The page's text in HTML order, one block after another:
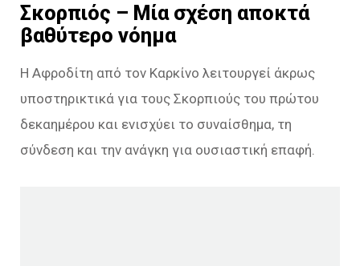
Σκορπιός – Μία σχέση αποκτά
βαθύτερο νόημα
Η Αφροδίτη από τον Καρκίνο λειτουργεί άκρως
υποστηρικτικά για τους Σκορπιούς του πρώτου
δεκαημέρου και ενισχύει το συναίσθημα, τη
σύνδεση και την ανάγκη για ουσιαστική επαφή.